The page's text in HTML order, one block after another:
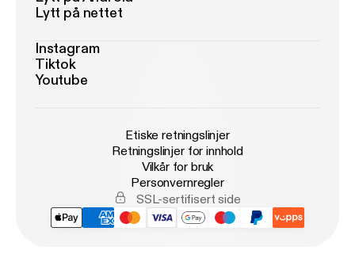
Lytt på nettet
Instagram
Tiktok
Youtube
Etiske retningslinjer
Retningslinjer for innhold
Vilkår for bruk
Personvernregler
SSL-sertifisert side